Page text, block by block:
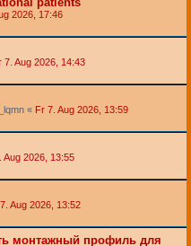
2026, 17:46
7. Aug 2026, 14:43
« Fr 7. Aug 2026, 13:59
Aug 2026, 13:55
Aug 2026, 13:52
монтажный профиль для